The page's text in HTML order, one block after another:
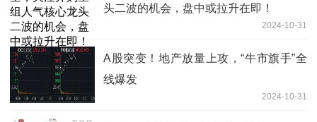
头二波的机会，盘中或拉升在即！
2024-10-31
A股突变！地产放量上攻，“牛市旗手”全
线爆发
2024-10-31